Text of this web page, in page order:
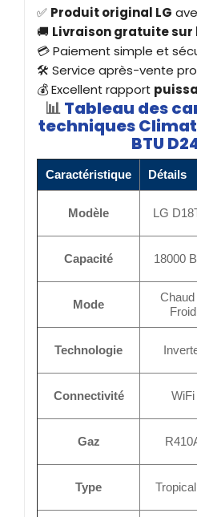
✅ Produit original LG
🚚 Livraison gratuite sur
💳 Paiement simple et
🛠️ Service après-vente
💰 Excellent rapport
📊Tableau des
techniques
BTU
Caractéristique Détails
Modèle LG
Capacité 18000
Mode
Chaud
Froid
Technologie
Connectivité WiFi
Gaz
Type